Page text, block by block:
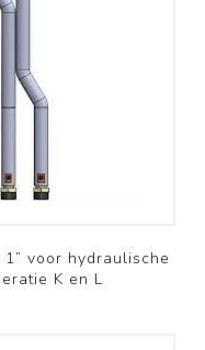
voor hydraulische
K en L